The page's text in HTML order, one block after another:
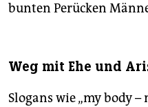
bunten Perücken
Weg mit Ehe und
Slogans wie „my body –